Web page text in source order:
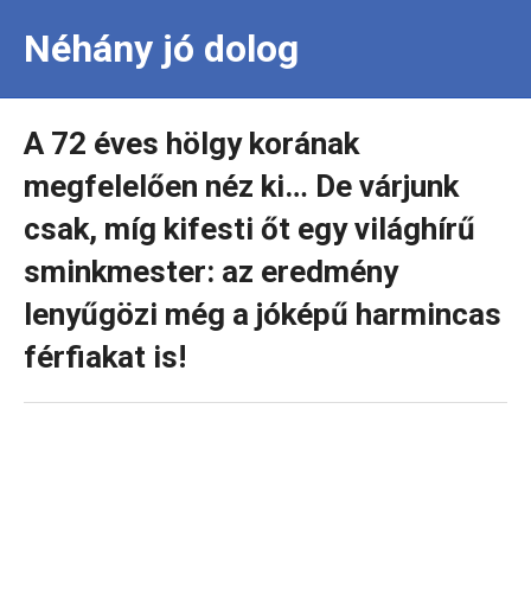
Néhány jó dolog
A 72 éves hölgy korának
megfelelően néz ki… De várjunk
csak, míg kifesti őt egy világhírű
sminkmester: az eredmény
lenyűgözi még a jóképű harmincas
férfiakat is!